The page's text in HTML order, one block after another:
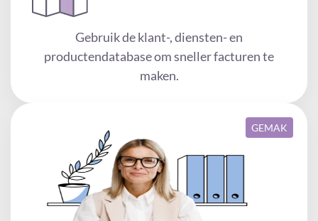
Gebruik de klant-, diensten- en
productendatabase om sneller facturen te
maken.
GEMAK